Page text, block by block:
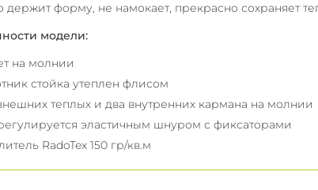
форму, не намокает, прекрасно сохраняет
модели:
на молнии
стойка утеплен флисом
теплых и два внутренних кармана на молнии
эластичным шнуром с фиксаторами
RadoTex 150 гр/кв.м